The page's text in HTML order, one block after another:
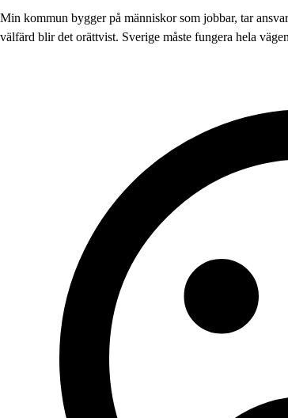
Min kommun bygger på människor som jobbar, tar
välfärd blir det orättvist. Sverige måste fungera hela